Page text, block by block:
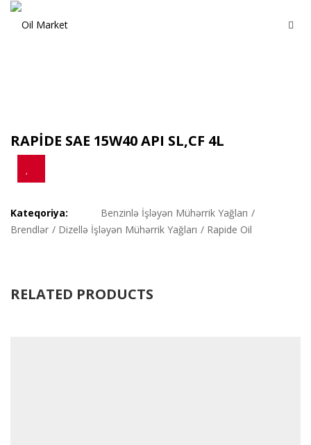
RAPİDE SAE 15W40 API SL,CF 4L
Kateqoriya: Benzinlə İşləyən Mühərrik Yağları /
Brendlər / Dizellə İşləyən Mühərrik Yağları / Rapide Oil
RELATED PRODUCTS